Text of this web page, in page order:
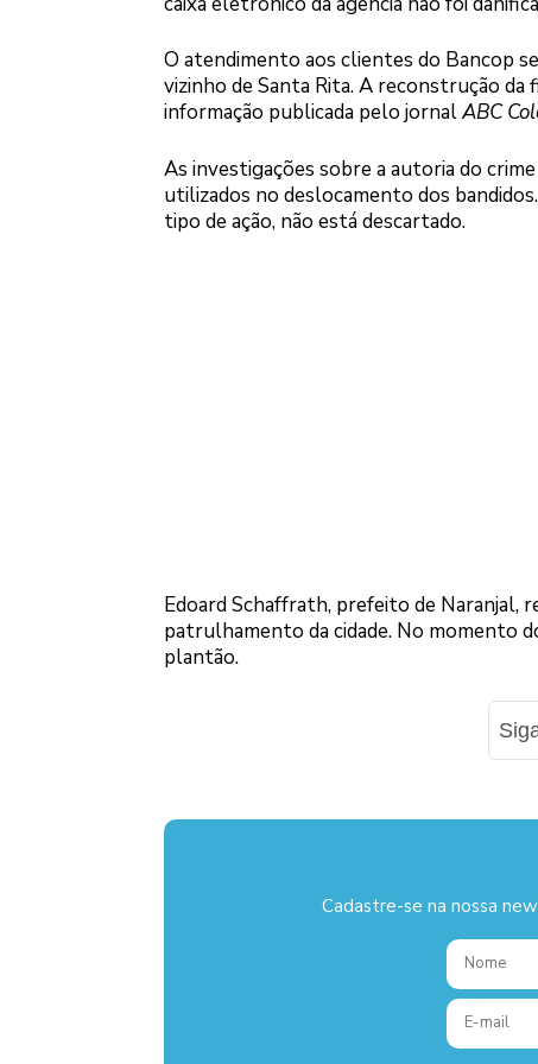
O atendimento aos clientes do Bancop
vizinho de Santa Rita. A reconstrução da
informação publicada pelo jornalABC
As investigações sobre a autoria do
utilizados no deslocamento dos
tipo de ação, não está descartado.
Edoard Schaffrath, prefeito de Naranjal,
patrulhamento da cidade. No momento
plantão.
Cadastre-se na nossa